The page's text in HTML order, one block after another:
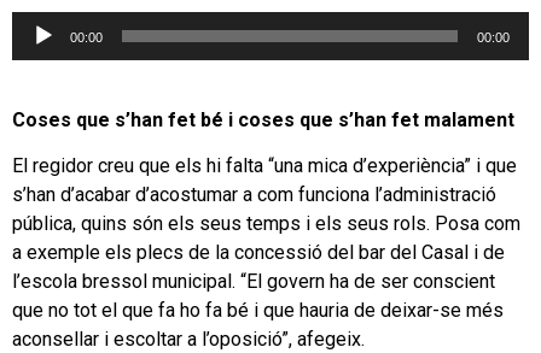
Reproductor
00:00 00:00
Coses que s’han fet bé i coses que s’han fet malament
El regidor creu que els hi falta “una mica d’experiència” i que
s’han d’acabar d’acostumar a com funciona l’administració
pública, quins són els seus temps i els seus rols. Posa com
a exemple els plecs de la concessió del bar del Casal i de
l’escola bressol municipal. “El govern ha de ser conscient
que no tot el que fa ho fa bé i que hauria de deixar-se més
aconsellar i escoltar a l’oposició”, afegeix.